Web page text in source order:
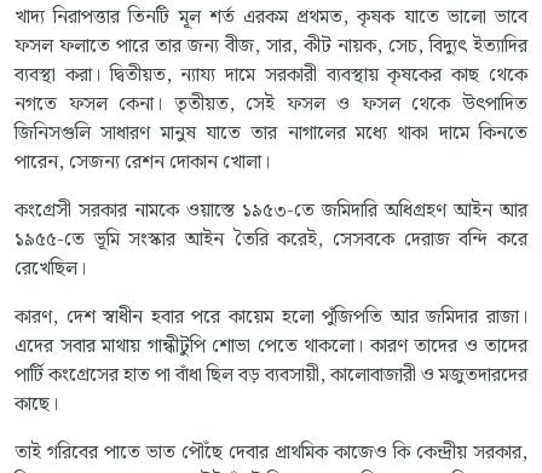
খাদ্য নিরাপত্তার তিনটি মূল শর্ত এরকম প্রথমত, কৃষক যাতে ভালো ভাবে
ফসল ফলাতে পারে তার জন্য বীজ, সার, কীট নায়ক, সেচ, বিদ্যুৎ ইত্যাদির
ব্যবস্থা করা। দ্বিতীয়ত, ন্যায্য দামে সরকারী ব্যবস্থায় কৃষকের কাছ থেকে
নগতে ফসল কেনা। তৃতীয়ত, সেই ফসল ও ফসল থেকে উৎপাদিত
জিনিসগুলি সাধারণ মানুষ যাতে তার নাগালের মধ্যে থাকা দামে কিনতে
পারেন, সেজন্য রেশন দোকান খোলা।
কংগ্রেসী সরকার নামকে ওয়াস্তে ১৯৫৩-তে জমিদারি অধিগ্রহণ আইন আর
১৯৫৫-তে ভূমি সংস্কার আইন তৈরি করেই, সেসবকে দেরাজ বন্দি করে
রেখেছিল।
কারণ, দেশ স্বাধীন হবার পরে কায়েম হলো পুঁজিপতি আর জমিদার রাজা।
এদের সবার মাথায় গান্ধীটুপি শোভা পেতে থাকলো। কারণ তাদের ও তাদের
পার্টি কংগ্রেসের হাত পা বাঁধা ছিল বড় ব্যবসায়ী, কালোবাজারী ও মজুতদারদের
কাছে।
তাই গরিবের পাতে ভাত পৌঁছে দেবার প্রাথমিক কাজেও কি কেন্দ্রীয় সরকার,